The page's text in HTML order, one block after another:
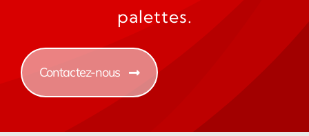
palettes.
Contactez-nous